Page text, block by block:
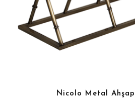
Nicolo Metal